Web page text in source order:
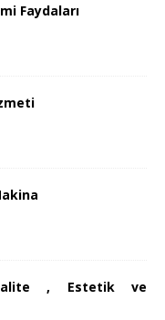
Faydaları
, Estetik ve